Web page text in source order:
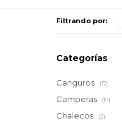
Filtrando por:
Categorías
Canguros (17)
Camperas (17)
Chalecos (2)